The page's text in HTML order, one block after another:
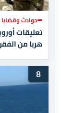
حوادث وقضايا
تعليقات
هربا من الفقر
8